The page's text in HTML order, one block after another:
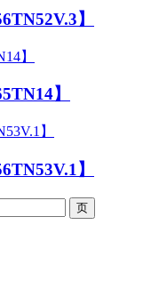
】
】
】